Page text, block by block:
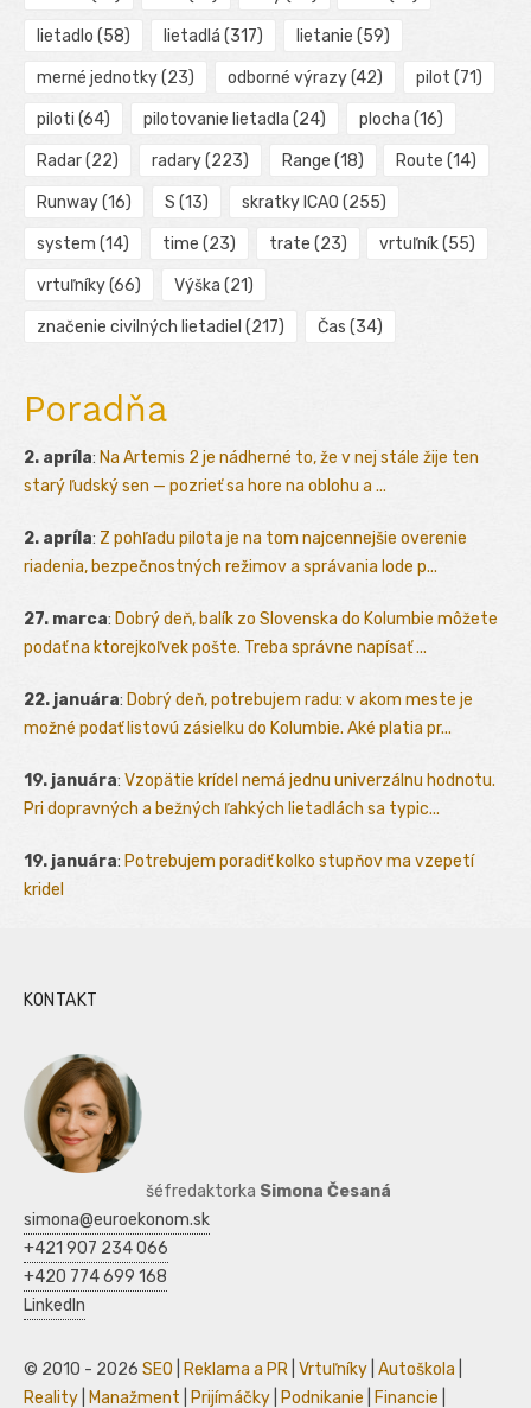
lietadlo (58) lietadlá (317) lietanie (59)
merné jednotky(23) odborné výrazy(42) pilot (71)
piloti (64) pilotovanie lietadla (24) plocha (16)
Radar(22) radary(223) Range (18) Route (14)
Runway(16) S (13) skratky ICAO (255)
system (14) time (23) trate (23) vrtuľník(55)
vrtuľníky(66) Výška (21)
značenie civilných lietadiel (217) Čas (34)
Poradňa
2. apríla: Na Artemis 2 je nádherné to, že v nej stále žije ten
starý ľudský sen — pozrieť sa hore na oblohu a ...
2. apríla: Z pohľadu pilota je na tom najcennejšie overenie
riadenia, bezpečnostných režimov a správania lode p...
27. marca: Dobrý deň, balík zo Slovenska do Kolumbie môžete
podať na ktorejkoľvek pošte. Treba správne napísať ...
22. januára: Dobrý deň, potrebujem radu: v akom meste je
možné podať listovú zásielku do Kolumbie. Aké platia pr...
19. januára: Vzopätie krídel nemá jednu univerzálnu hodnotu.
Pri dopravných a bežných ľahkých lietadlách sa typic...
19. januára: Potrebujem poradiť kolko stupňov ma vzepetí
kridel
KONTAKT
šéfredaktorka Simona Česaná
simona@euroekonom.sk
+421 907 234 066
+420 774 699 168
LinkedIn
© 2010 - 2026 SEO Reklama a PR Vrtuľníky Autoškola
Reality
Manažment Prijímáčky Podnikanie Financie